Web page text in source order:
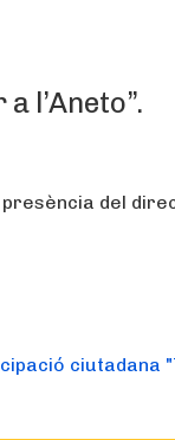
l’Aneto”.
del
ciutadana